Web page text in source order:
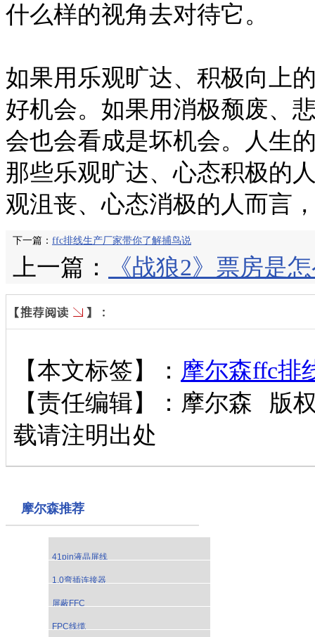
什么样的视角去对待它。
如果用乐观旷达、积极向上
好机会。如果用消极颓废、
会也会看成是坏机会。人生
那些乐观旷达、心态积极的
观沮丧、心态消极的人而言
下一篇： ffc排线生产厂家带你了解捕鸟说
上一篇： 《战狼2》票房是
【本文标签】： 摩尔森ffc排
【责任编辑】： 摩尔森
版
载请注明出处
摩尔森推荐
41pin液晶屏线
1.0弯插连接器
屏蔽FFC
FPC线缆